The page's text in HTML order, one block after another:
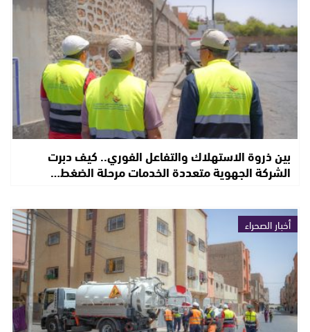
بين ذروة الاستهلاك والتفاعل الفوري.. كيف دبرت
الشركة الجهوية متعددة الخدمات مرحلة الضغط…
أخبار الصحراء